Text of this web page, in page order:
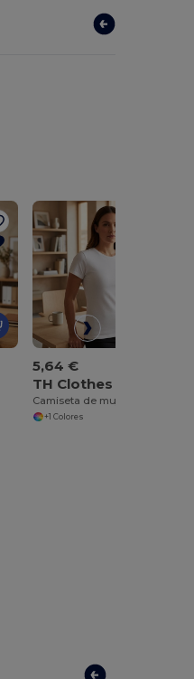
5,64 €
TH Clothes 30113
Camiseta de mujer
+1 Colores